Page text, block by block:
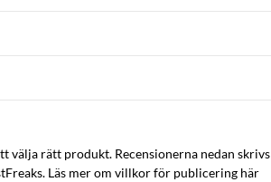
välja rätt produkt. Recensionerna nedan skrivs
Läs mer om villkor för publicering här